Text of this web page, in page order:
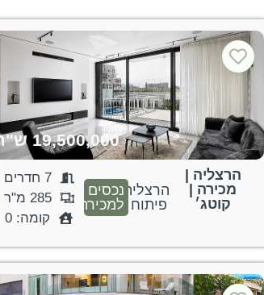
19,500,000 ש"ח
הרצליה |
מכירה |
קוטג׳
הרצליה
פיתוח
נכסים
למכירה
7 חדרים
285 מ"ר
קומה: 0